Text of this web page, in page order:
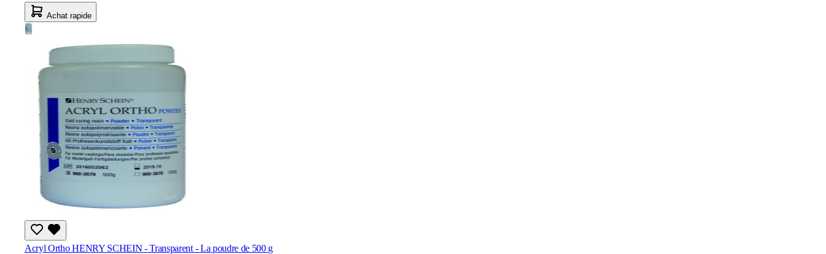
Achat rapide
Acryl Ortho HENRY SCHEIN - Transparent - La poudre de 500 g